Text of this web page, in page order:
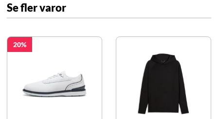
Se fler varor
20